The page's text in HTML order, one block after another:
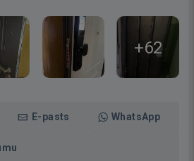
+62
E-pasts WhatsApp